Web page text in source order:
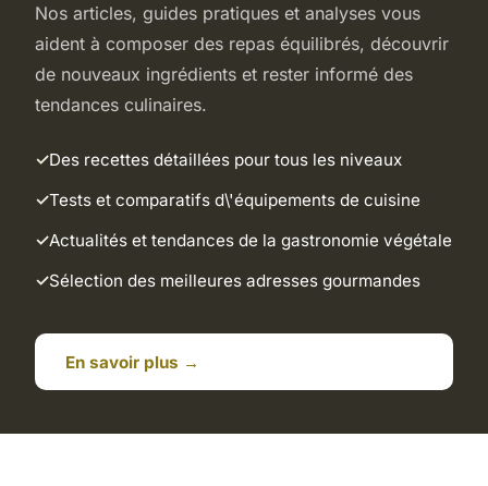
Nos articles, guides pratiques et analyses vous
aident à composer des repas équilibrés, découvrir
de nouveaux ingrédients et rester informé des
tendances culinaires.
Des recettes détaillées pour tous les niveaux
Tests et comparatifs d\'équipements de cuisine
Actualités et tendances de la gastronomie végétale
Sélection des meilleures adresses gourmandes
En savoir plus →